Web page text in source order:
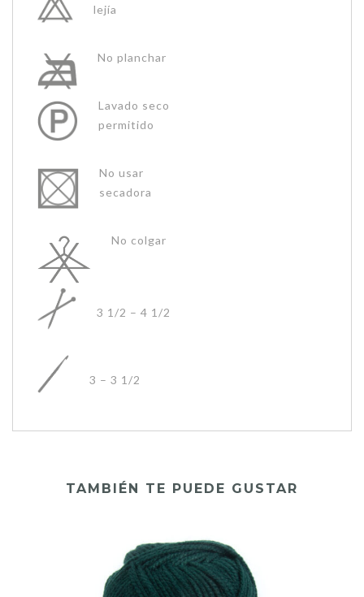
lejía
No planchar
Lavado seco
permitido
No usar
secadora
No colgar
3 1/2 – 4 1/2
3 – 3 1/2
TAMBIÉN TE PUEDE GUSTAR